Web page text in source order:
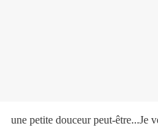
une petite douceur peut-être...Je